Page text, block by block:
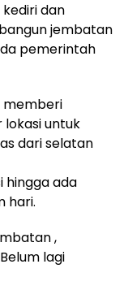
dan
jembatan
pemerintah
memberi
untuk
dari selatan
hingga ada
hari.
,
lagi